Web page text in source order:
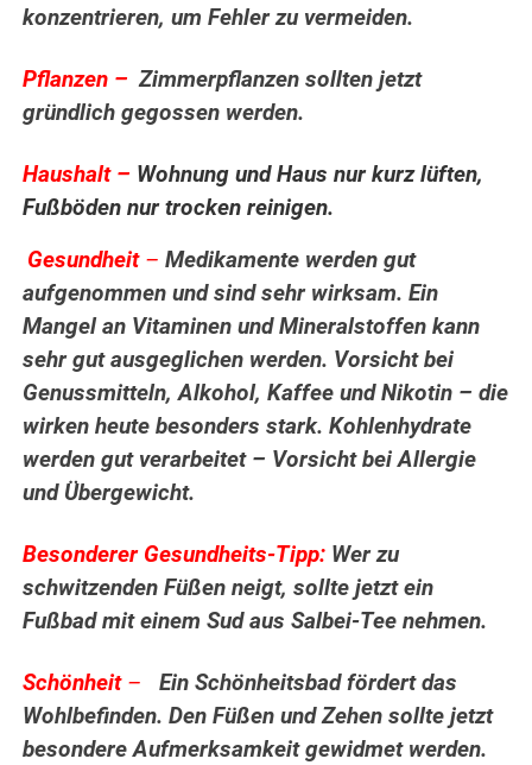
konzentrieren, um Fehler zu vermeiden.
Pflanzen – Zimmerpflanzen sollten jetzt
gründlich gegossen werden.
Haushalt – Wohnung und Haus nur kurz lüften,
Fußböden nur trocken reinigen.
Gesundheit –Medikamente werden gut
aufgenommen und sind sehr wirksam. Ein
Mangel an Vitaminen und Mineralstoffen kann
sehr gut ausgeglichen werden. Vorsicht bei
Genussmitteln, Alkohol, Kaffee und Nikotin – die
wirken heute besonders stark. Kohlenhydrate
werden gut verarbeitet – Vorsicht bei Allergie
und Übergewicht.
Besonderer Gesundheits-Tipp: Wer zu
schwitzenden Füßen neigt, sollte jetzt ein
Fußbad mit einem Sud aus Salbei-Tee nehmen.
Schönheit–
Ein Schönheitsbad fördert das
Wohlbefinden. Den Füßen und Zehen sollte jetzt
besondere Aufmerksamkeit gewidmet werden.